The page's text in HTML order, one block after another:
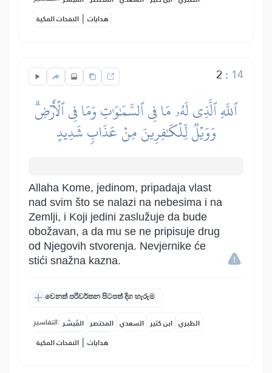
النفحات المكية | هدايات
2 : 14
ٱللَّهِ ٱلَّذِي لَهُۥ مَا فِي ٱلسَّمَٰوَٰتِ وَمَا فِي ٱلۡأَرۡضِۗ
وَوَيۡلٞ لِّلۡكَٰفِرِينَ مِنۡ عَذَابٖ شَدِيدٍ
Allaha Kome, jedinom, pripadaja vlast
nad svim što se nalazi na nebesima i na
Zemlji, i Koji jedini zaslužuje da bude
obožavan, a da mu se ne pripisuje drug
od Njegovih stvorenja. Nevjernike će
stići snažna kazna.
වෙනත් පරිවර්තන පිටපත් දිග හැරුම
التفاسير: المُيسَّر المختصر السعدي ابن كثير الطبري
النفحات المكية | هدايات